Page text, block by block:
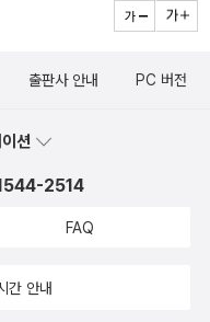
출판사 안내 PC 버전
션
2514
FAQ
간 안내